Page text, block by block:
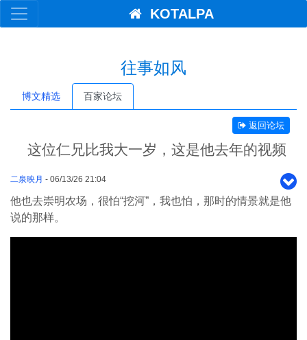
KOTALPA
往事如风
博文精选 百家论坛
返回论坛
这位仁兄比我大一岁，这是他去年的视频
二泉映月 - 06/13/26 21:04
他也去崇明农场，很怕“挖河”，我也怕，那时的情景就是他
说的那样。